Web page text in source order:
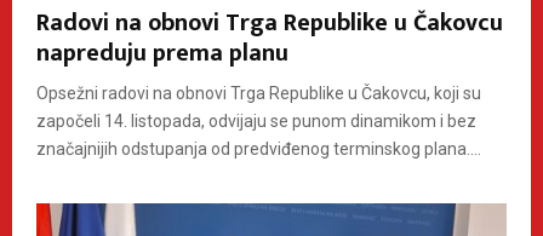
Radovi na obnovi Trga Republike u Čakovcu
napreduju prema planu
Opsežni radovi na obnovi Trga Republike u Čakovcu, koji su
započeli 14. listopada, odvijaju se punom dinamikom i bez
značajnijih odstupanja od predviđenog terminskog plana....